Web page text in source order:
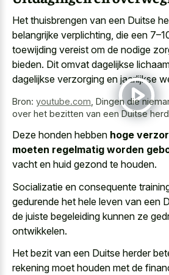
Het thuisbrengen van een Duitse
belangrijke verplichting, die een
toewijding vereist om de nodige
bieden. Dit omvat dagelijkse
dagelijkse verzorging en jaarlijkse
Bron: youtube.com Dingen die
over het bezitten van een Duitse
Deze honden hebben hoge
moeten regelmatig worden
vacht en huid gezond te houden.
Socializatie en consequente
gedurende het hele leven van een
de juiste begeleiding kunnen ze
ontwikkelen.
Het bezit van een Duitse herder
rekening moet houden met de